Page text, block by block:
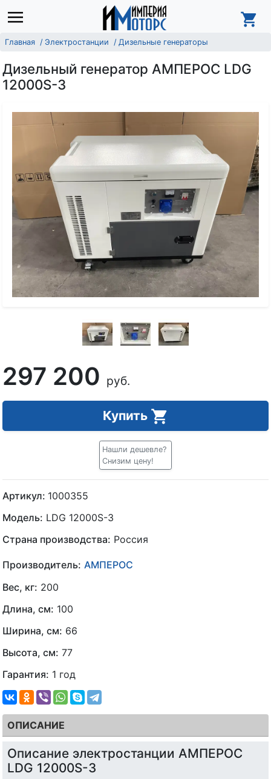
Главная Электростанции Дизельные генераторы
Дизельный генератор АМПЕРОС LDG
12000S-3
297 200 руб.
Купить
Нашли дешевле?
Снизим цену!
Артикул: 1000355
Модель: LDG 12000S-3
Страна производства: Россия
Производитель: АМПЕРОС
Вес, кг: 200
Длина, см: 100
Ширина, см: 66
Высота, см: 77
Гарантия: 1 год
ОПИСАНИЕ
Описание электростанции АМПЕРОС
LDG 12000S-3